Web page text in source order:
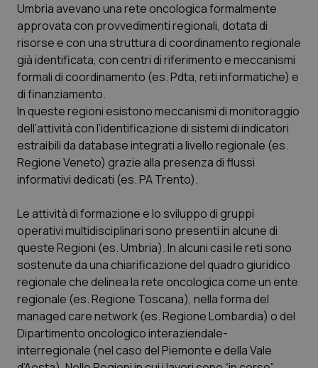
Liguria
Lombardia
Marche
Molise
Piemonte
Provincia Autonoma di Trento
Puglia
Sardegna
Sicilia
Disturbi dell’umore
Dolore
Donna & Salute
Epatiti
HIV
Ipertensione & Scompenso
Malattie rare
Malattia di Crohn & Rettocolite Ulcerosa
Neuroscienze & patologie neurodegenerative
Umbria avevano una rete oncologica formalmente
approvata con provvedimenti regionali, dotata di
risorse e con una struttura di coordinamento regionale
già identificata, con centri di riferimento e meccanismi
formali di coordinamento (es. Pdta, reti informatiche) e
di finanziamento.
In queste regioni esistono meccanismi di monitoraggio
dell’attività con l’identificazione di sistemi di indicatori
estraibili da database integrati a livello regionale (es.
Regione Veneto) grazie alla presenza di flussi
informativi dedicati (es. PA Trento).
Le attività di formazione e lo sviluppo di gruppi
operativi multidisciplinari sono presenti in alcune di
queste Regioni (es. Umbria). In alcuni casi le reti sono
sostenute da una chiarificazione del quadro giuridico
regionale che delinea la rete oncologica come un ente
regionale (es. Regione Toscana), nella forma del
managed care network (es. Regione Lombardia) o del
Dipartimento oncologico interaziendale-
interregionale (nel caso del Piemonte e della Vale